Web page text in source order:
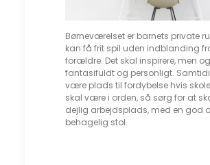
Børneværelset er barnets private
kan få frit spil uden indblanding
forældre. Det skal inspirere, men
fantasifuldt og personligt.
være plads til fordybelse hvis
skal være i orden, så sørg for at
dejlig arbejdsplads, med en god
behagelig stol.